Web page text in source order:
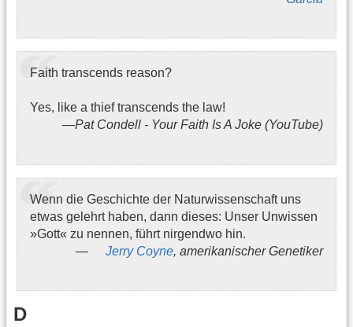
Faith transcends reason?
Yes, like a thief transcends the law!
Pat Condell - Your Faith Is A Joke (YouTube)
Wenn die Geschichte der Naturwissenschaft uns
etwas gelehrt haben, dann dieses: Unser Unwissen
»Gott« zu nennen, führt nirgendwo hin.
Jerry Coyne, amerikanischer Genetiker
D